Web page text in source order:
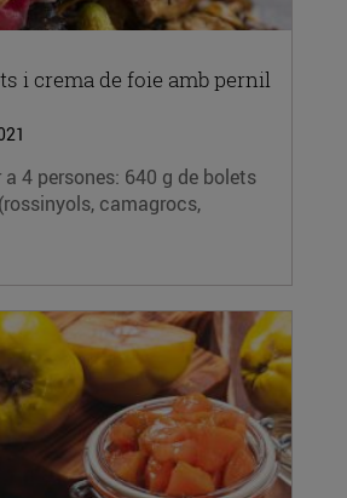
i crema de foie amb pernil
4 persones: 640 g de bolets
camagrocs,